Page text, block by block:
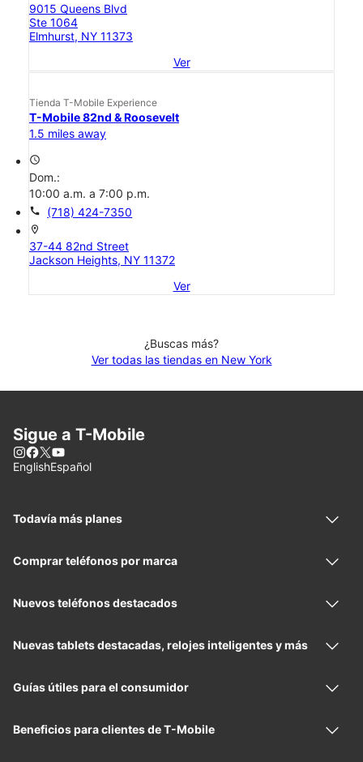
9015 Queens Blvd
Ste 1064
Elmhurst, NY 11373
Ver
Tienda T-Mobile Experience
T-Mobile 82nd & Roosevelt
1.5 miles away
access_time
Dom.:
10:00 a.m. a 7:00 p.m.
call (718) 424-7350
location_on
37-44 82nd Street
Jackson Heights, NY 11372
Ver
¿Buscas más?
Ver todas las tiendas en New York